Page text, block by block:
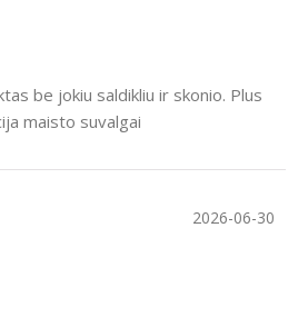
be jokiu saldikliu ir skonio. Plus
maisto suvalgai
2026-06-30